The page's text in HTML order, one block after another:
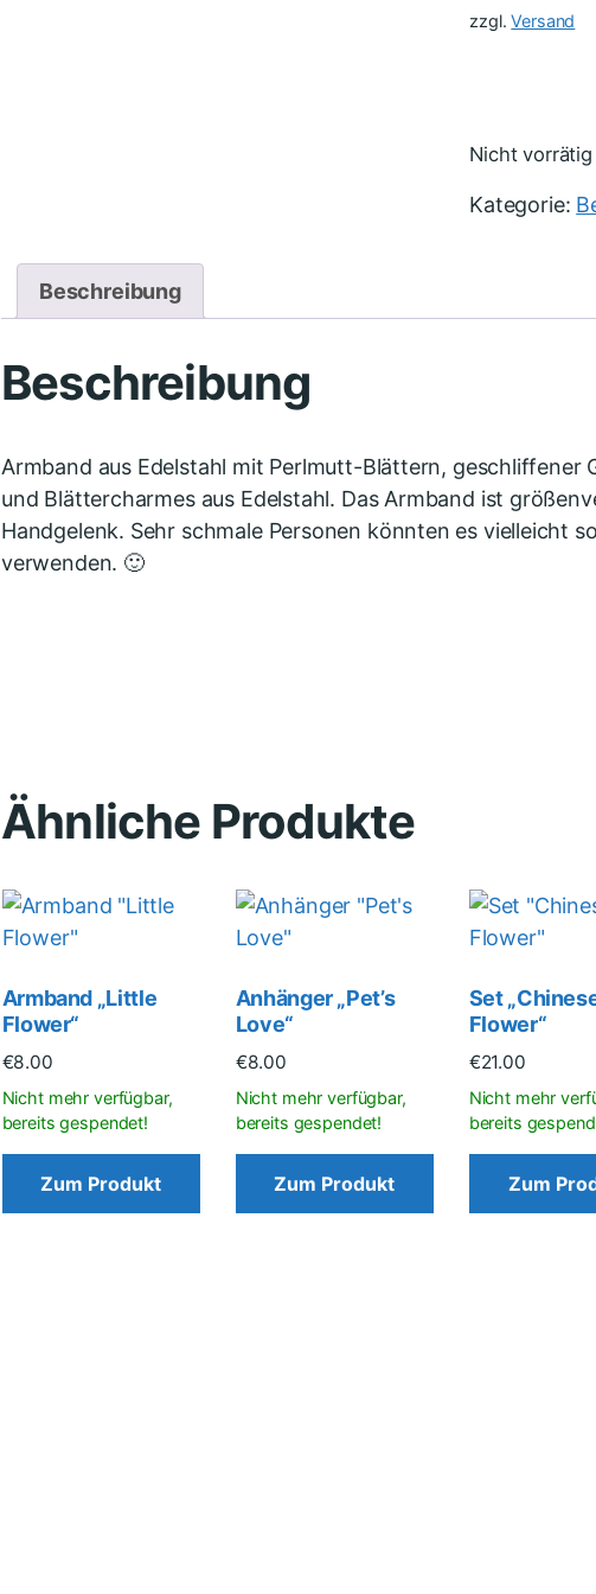
zzgl.Versand
Nicht vorrätig
Kategorie:
Beschreibung
Beschreibung
Armband aus Edelstahl mit Perlmutt-Blättern, geschliffener
und Blättercharmes aus Edelstahl. Das Armband ist
Handgelenk. Sehr schmale Personen könnten es vielleicht
verwenden. 🙂
Ähnliche Produkte
Armband „Little
Flower“
€8.00
Zum Produkt
Anhänger „Pet’s
Love“
€8.00
Zum Produkt
Set
Flower“
€21.00
Zum